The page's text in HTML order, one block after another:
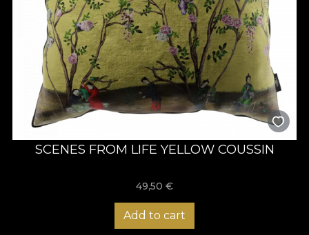
SCENES FROM LIFE YELLOW COUSSIN
49,50 €
Add to cart